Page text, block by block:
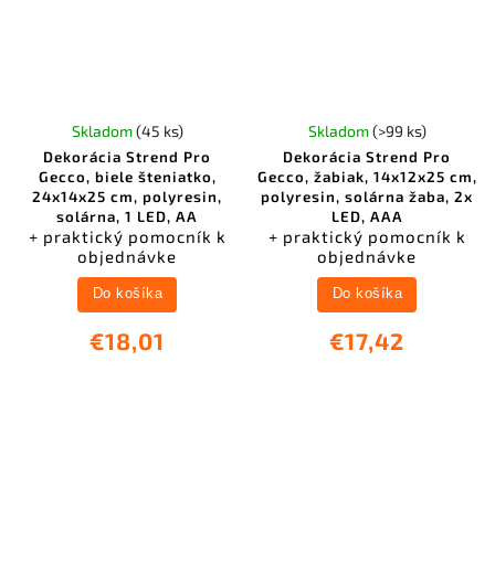
Dekorácia Strend Pro
Gecco, biele šteniatko,
24x14x25 cm, polyresin,
solárna, 1 LED, AA
+ praktický pomocník k
objednávke
Skladom(45 ks)
€18,01
Do košíka
Dekorácia Strend Pro
Gecco, žabiak, 14x12x25 cm,
polyresin, solárna žaba, 2x
LED, AAA
+ praktický pomocník k
objednávke
Skladom(>99 ks)
€17,42
Do košíka